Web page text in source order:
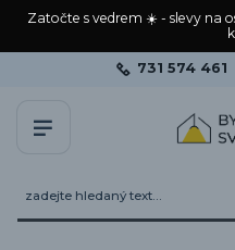
Zatočte s vedrem ☀️ - slevy na
731 574 461